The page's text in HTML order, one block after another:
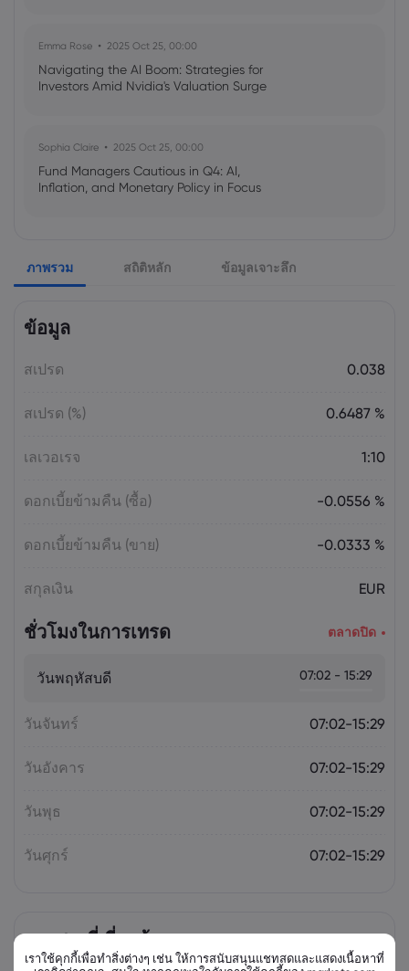
Emma Rose 2025 Oct 25, 00:00
Navigating the AI Boom: Strategies for
Investors Amid Nvidia's Valuation Surge
Sophia Claire 2025 Oct 25, 00:00
Fund Managers Cautious in Q4: AI,
Inflation, and Monetary Policy in Focus
US Government Shutdown Threatens
October Inflation Data Release
US-EU Relations: Russia Sanctions Unite
Emma Rose
Overheating, U.S. Trade Policy Risk
ภาพรวม สถิติหลัก ข้อมูลเจาะลึก
ข้อมูล
สเปรด 0.038
สเปรด (%) 0.6487 %
เลเวอเรจ 1:10
ดอกเบี้ยข้ามคืน (ซื้อ) -0.0556 %
ดอกเบี้ยข้ามคืน (ขาย) -0.0333 %
สกุลเงิน EUR
ชั่วโมงในการเทรด ตลาดปิด
วันพฤหัสบดี 07:02 - 15:29
วันจันทร์ 07:02-15:29
วันอังคาร 07:02-15:29
วันพุธ 07:02-15:29
วันศุกร์ 07:02-15:29
ตราสารที่เกี่ยวข้อง
เราใช้คุกกี้เพื่อทำสิ่งต่างๆ เช่น ให้การสนับสนุนแชทสดและแสดงเนื้อหาที่